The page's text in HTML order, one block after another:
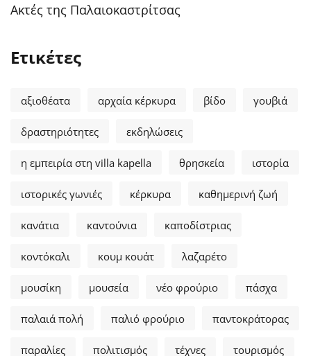
Ακτές της Παλαιοκαστρίτσας
Ετικέτες
αξιοθέατα αρχαία κέρκυρα βίδο γουβιά
δραστηριότητες εκδηλώσεις
η εμπειρία στη villa kapella θρησκεία ιστορία
ιστορικές γωνιές κέρκυρα καθημερινή ζωή
κανάτια καντούνια καποδίστριας
κοντόκαλι κουμ κουάτ λαζαρέτο
μουσίκη μουσεία νέο φρούριο πάσχα
παλαιά πολή παλιό φρούριο παντοκράτορας
παραλίες πολιτισμός τέχνες τουρισμός